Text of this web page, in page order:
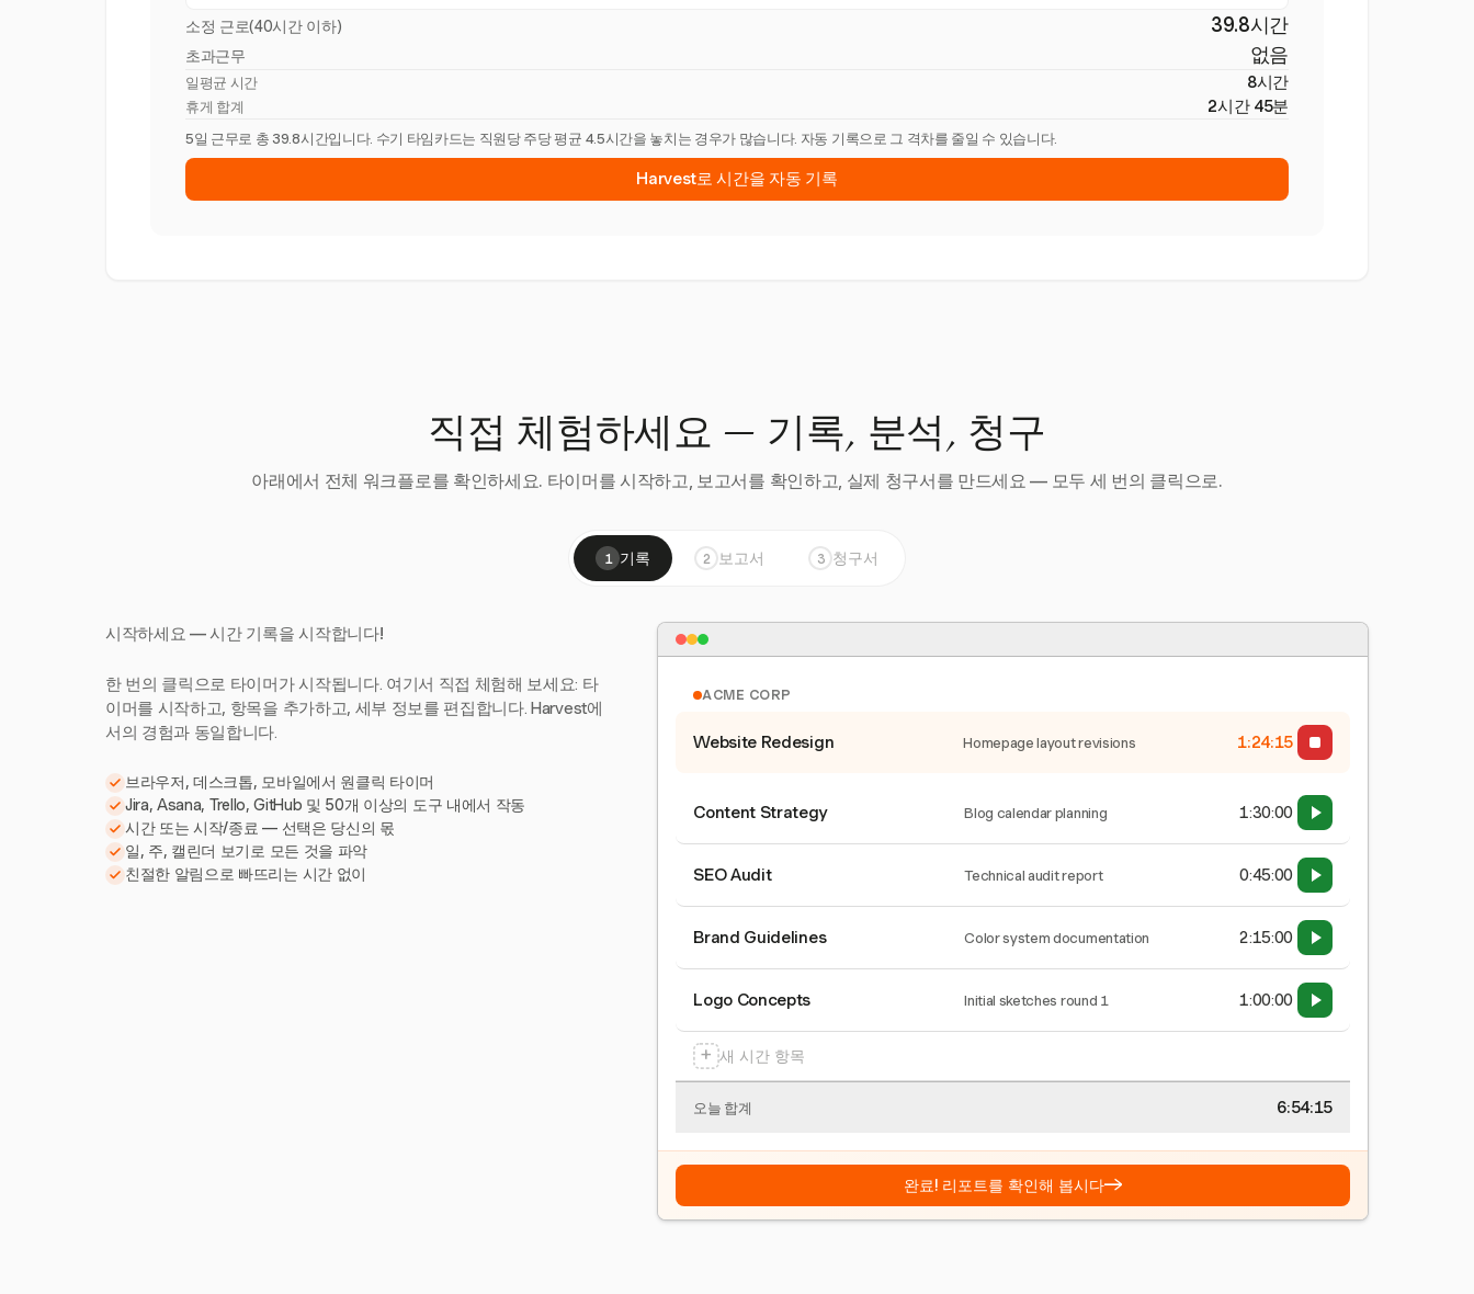
소정 근로(40시간 이하) 39.8시간
초과근무 없음
일평균 시간 8시간
휴게 합계 2시간 45분
5일 근무로 총 39.8시간입니다. 수기 타임카드는 직원당 주당 평균 4.5시간을 놓치는 경우가 많습니다. 자동 기록으로 그 격차를 줄일 수 있습니다.
Harvest로 시간을 자동 기록
직접 체험하세요 — 기록, 분석, 청구
아래에서 전체 워크플로를 확인하세요. 타이머를 시작하고, 보고서를 확인하고, 실제 청구서를 만드세요 — 모두 세 번의 클릭으로.
1 기록 2 보고서 3 청구서
시작하세요 — 시간 기록을 시작합니다!
한 번의 클릭으로 타이머가 시작됩니다. 여기서 직접 체험해 보세요: 타
이머를 시작하고, 항목을 추가하고, 세부 정보를 편집합니다. Harvest에
서의 경험과 동일합니다.
브라우저, 데스크톱, 모바일에서 원클릭 타이머
Jira, Asana, Trello, GitHub 및 50개 이상의 도구 내에서 작동
시간 또는 시작/종료 — 선택은 당신의 몫
일, 주, 캘린더 보기로 모든 것을 파악
친절한 알림으로 빠뜨리는 시간 없이
ACME CORP
Website Redesign Homepage layout revisions 1:24:16
Content Strategy Blog calendar planning 1:30:00
SEO Audit Technical audit report 0:45:00
Brand Guidelines Color system documentation 2:15:00
Logo Concepts Initial sketches round 1 1:00:00
+ 새 시간 항목
오늘 합계 6:54:16
완료! 리포트를 확인해 봅시다→